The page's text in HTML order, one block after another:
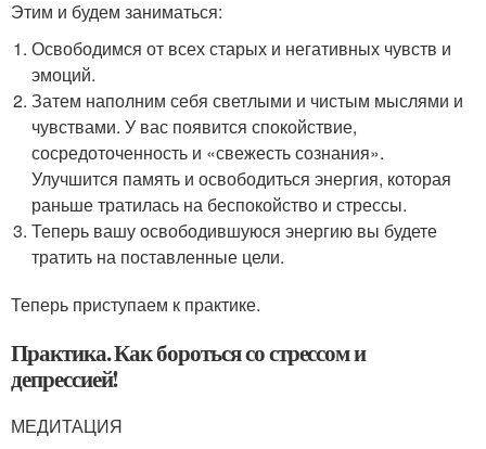
Этим и будем заниматься:
Освободимся от всех старых и негативных чувств и
эмоций.
Затем наполним себя светлыми и чистым мыслями и
чувствами. У вас появится спокойствие,
сосредоточенность и «свежесть сознания».
Улучшится память и освободиться энергия, которая
раньше тратилась на беспокойство и стрессы.
Теперь вашу освободившуюся энергию вы будете
тратить на поставленные цели.
Теперь приступаем к практике.
Практика. Как бороться со стрессом и
депрессией!
МЕДИТАЦИЯ